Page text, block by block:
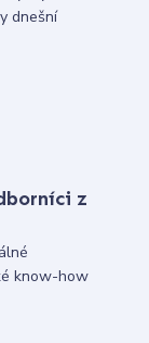
dnešní
z
know-how